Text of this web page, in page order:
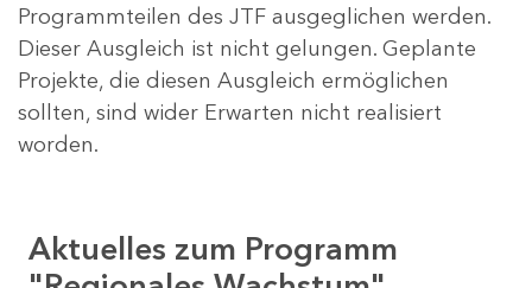
Programmteilen des JTF ausgeglichen werden.
Dieser Ausgleich ist nicht gelungen. Geplante
Projekte, die diesen Ausgleich ermöglichen
sollten, sind wider Erwarten nicht realisiert
worden.
Aktuelles zum Programm